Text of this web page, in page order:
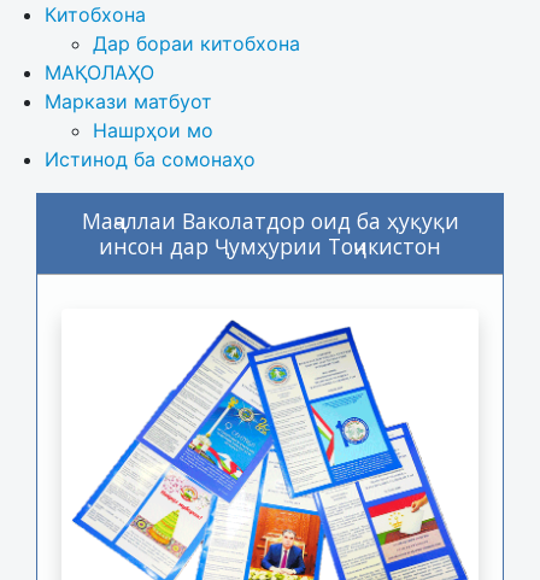
Китобхона
Дар бораи китобхона
МАҚОЛАҲО
Маркази матбуот
Нашрҳои мо
Истинод ба сомонаҳо
Маҷаллаи Ваколатдор оид ба ҳуқуқи
инсон дар Ҷумҳурии Тоҷикистон